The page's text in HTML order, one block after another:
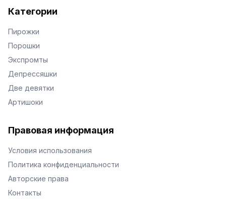
Категории
Пирожки
Порошки
Экспромты
Депрессяшки
Две девятки
Артишоки
Правовая информация
Условия использования
Политика конфиденциальности
Авторские права
Контакты